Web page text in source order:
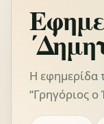
Η εφημερίδα
“Γρηγόριος ο